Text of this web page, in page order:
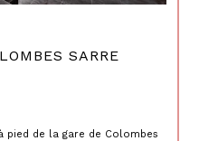
SARRE
pied de la gare de Colombes